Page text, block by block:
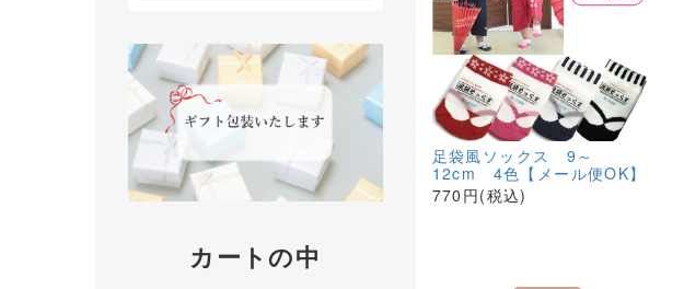
カートの中
足袋風ソックス 9～
12cm 4色【メール便OK】
770円(税込)